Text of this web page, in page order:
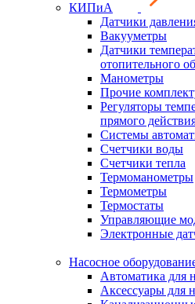
КИПиА
Датчики
Вакууметры
Датчики
отопительного
Манометры
Прочие
Регуляторы
прямого
Системы
Счетчики воды
Счетчики тепла
Термоманометры
Термометры
Термостаты
Управляющие
Электронные
Насосное
Автоматика для
Аксессуары для